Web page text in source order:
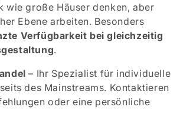
wie große Häuser denken, aber
Ebene arbeiten. Besonders
Verfügbarkeit bei gleichzeitig
.
– Ihr Spezialist für individuelle
des Mainstreams. Kontaktieren
oder eine persönliche